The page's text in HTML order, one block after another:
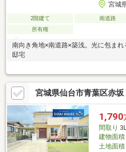
宮城
2階建て 南道路
所有権
南向き角地×南道路×築浅。光に包ま
邸宅
宮城県仙台市青葉区赤
1,790
間取り
建物面積
土地面積